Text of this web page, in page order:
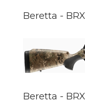
Beretta -
Beretta -